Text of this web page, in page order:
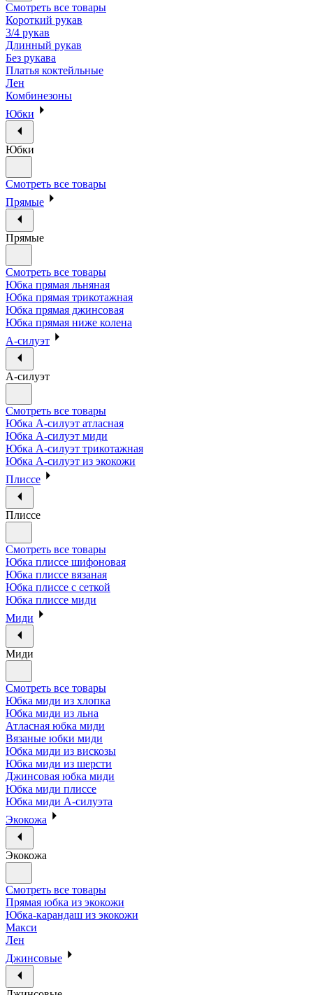
Смотреть все товары
Короткий рукав
3/4 рукав
Длинный рукав
Без рукава
Платья коктейльные
Лен
Комбинезоны
Юбки
Юбки
Смотреть все товары
Прямые
Прямые
Смотреть все товары
Юбка прямая льняная
Юбка прямая трикотажная
Юбка прямая джинсовая
Юбка прямая ниже колена
А-силуэт
А-силуэт
Смотреть все товары
Юбка А-силуэт атласная
Юбка А-силуэт миди
Юбка А-силуэт трикотажная
Юбка А-силуэт из экокожи
Плиссе
Плиссе
Смотреть все товары
Юбка плиссе шифоновая
Юбка плиссе вязаная
Юбка плиссе с сеткой
Юбка плиссе миди
Миди
Миди
Смотреть все товары
Юбка миди из хлопка
Юбка миди из льна
Атласная юбка миди
Вязаные юбки миди
Юбка миди из вискозы
Юбка миди из шерсти
Джинсовая юбка миди
Юбка миди плиссе
Юбка миди А-силуэта
Экокожа
Экокожа
Смотреть все товары
Прямая юбка из экокожи
Юбка-карандаш из экокожи
Макси
Лен
Джинсовые